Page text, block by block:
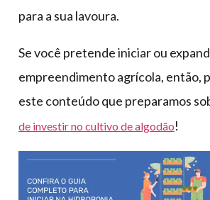
para a sua lavoura.
Se você pretende iniciar ou
empreendimento agrícola, então,
este conteúdo que preparamos
de investir no cultivo de algodão!